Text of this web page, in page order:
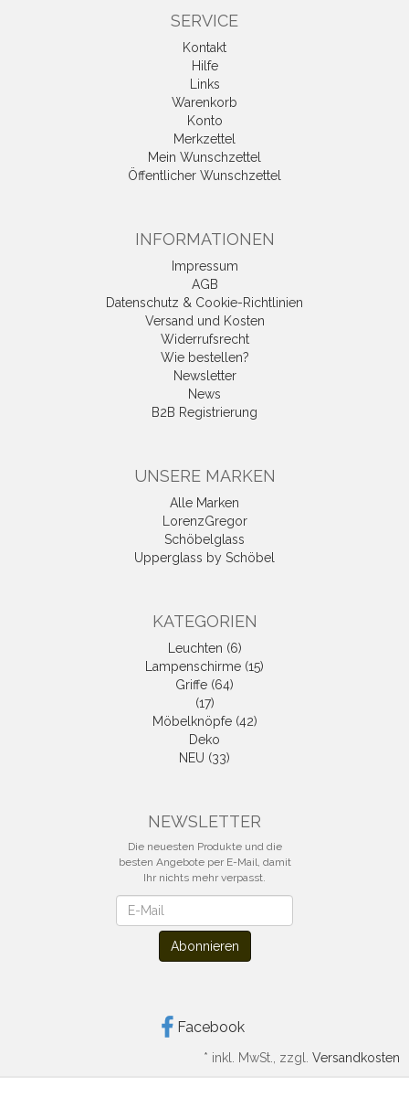
SERVICE
Kontakt
Hilfe
Links
Warenkorb
Konto
Merkzettel
Mein Wunschzettel
Öffentlicher Wunschzettel
INFORMATIONEN
Impressum
AGB
Datenschutz & Cookie-Richtlinien
Versand und Kosten
Widerrufsrecht
Wie bestellen?
Newsletter
News
B2B Registrierung
UNSERE MARKEN
Alle Marken
LorenzGregor
Schöbelglass
Upperglass by Schöbel
KATEGORIEN
Leuchten (6)
Lampenschirme (15)
Griffe (64)
(17)
Möbelknöpfe (42)
Deko
NEU (33)
NEWSLETTER
Die neuesten Produkte und die
besten Angebote per E-Mail, damit
Ihr nichts mehr verpasst.
Abonnieren
Facebook
* inkl. MwSt., zzgl. Versandkosten